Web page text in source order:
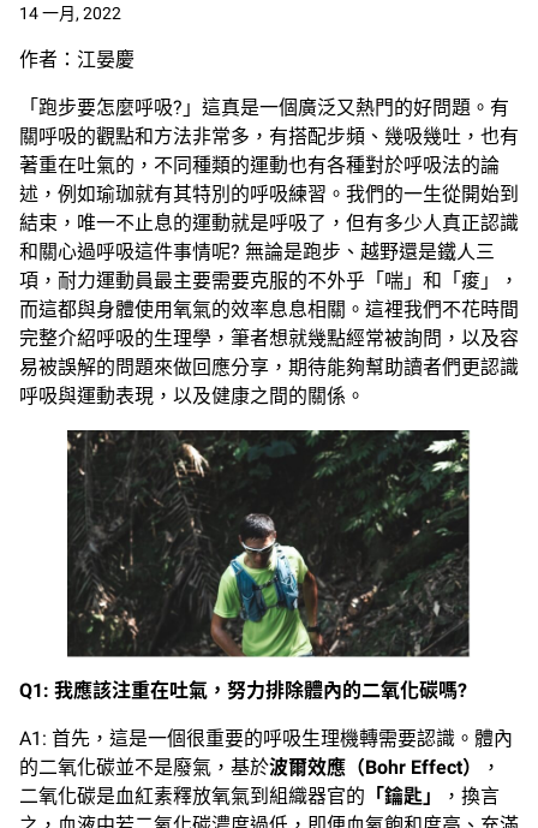
14 一月, 2022
作者：江晏慶
「跑步要怎麼呼吸?」這真是一個廣泛又熱門的好問題。有
關呼吸的觀點和方法非常多，有搭配步頻、幾吸幾吐，也有
著重在吐氣的，不同種類的運動也有各種對於呼吸法的論
述，例如瑜珈就有其特別的呼吸練習。我們的一生從開始到
結束，唯一不止息的運動就是呼吸了，但有多少人真正認識
和關心過呼吸這件事情呢? 無論是跑步、越野還是鐵人三
項，耐力運動員最主要需要克服的不外乎「喘」和「痠」，
而這都與身體使用氧氣的效率息息相關。這裡我們不花時間
完整介紹呼吸的生理學，筆者想就幾點經常被詢問，以及容
易被誤解的問題來做回應分享，期待能夠幫助讀者們更認識
呼吸與運動表現，以及健康之間的關係。
Q1: 我應該注重在吐氣，努力排除體內的二氧化碳嗎?
A1: 首先，這是一個很重要的呼吸生理機轉需要認識。體內
的二氧化碳並不是廢氣，基於波爾效應（Bohr Effect）
，
二氧化碳是血紅素釋放氧氣到組織器官的 「鑰匙」
，換言